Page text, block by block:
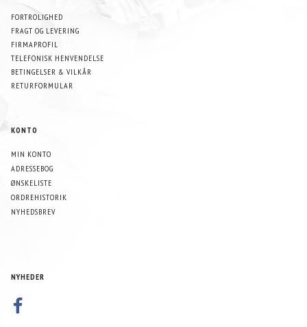
FORTROLIGHED
FRAGT OG LEVERING
FIRMAPROFIL
TELEFONISK HENVENDELSE
BETINGELSER & VILKÅR
RETURFORMULAR
KONTO
MIN KONTO
ADRESSEBOG
ØNSKELISTE
ORDREHISTORIK
NYHEDSBREV
NYHEDER